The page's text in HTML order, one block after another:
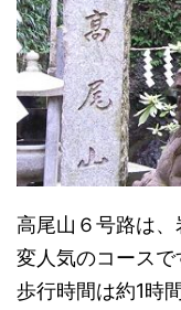
高尾山６号路は、
変人気のコースで
歩行時間は約1時